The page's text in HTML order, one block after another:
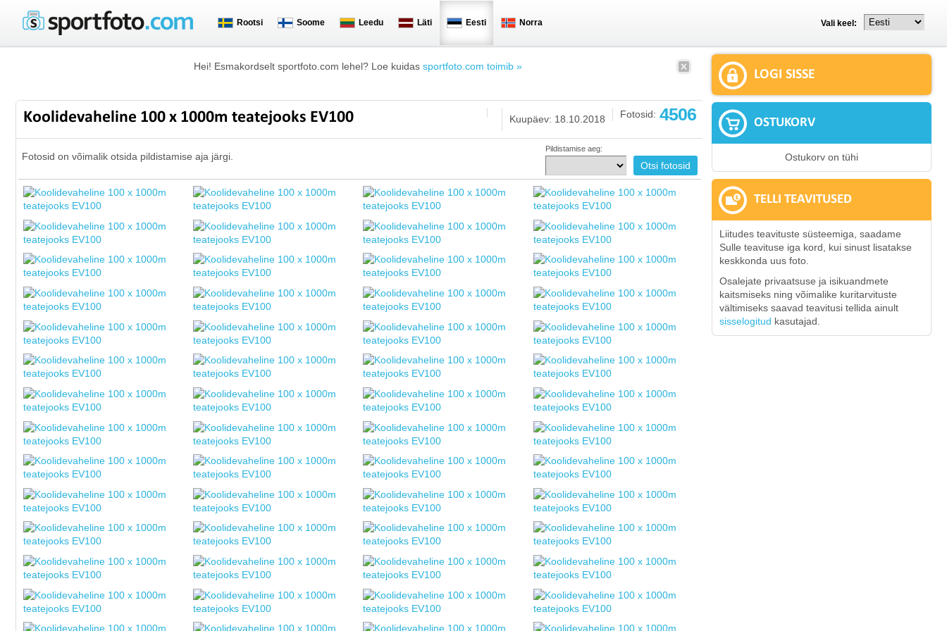
Rootsi Soome Leedu Läti Eesti Norra Vali keel:
Hei! Esmakordselt sportfoto.com lehel? Loe kuidas sportfoto.com toimib »
Koolidevaheline 100 x 1000m teatejooks EV100 Fotosid: 4506
Kuupäev: 18.10.2018
Fotosid on võimalik otsida pildistamise aja järgi.
Pildistamise aeg:
LOGI SISSE
OSTUKORV
Ostukorv on tühi
TELLI TEAVITUSED
Liitudes teavituste süsteemiga, saadame
Sulle teavituse iga kord, kui sinust lisatakse
keskkonda uus foto.
Osalejate privaatsuse ja isikuandmete
kaitsmiseks ning võimalike kuritarvituste
vältimiseks saavad teavitusi tellida ainult
sisselogitud kasutajad.